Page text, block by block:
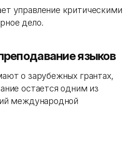
управление критическими
дело.
языков
о зарубежных грантах,
остается одним из
международной